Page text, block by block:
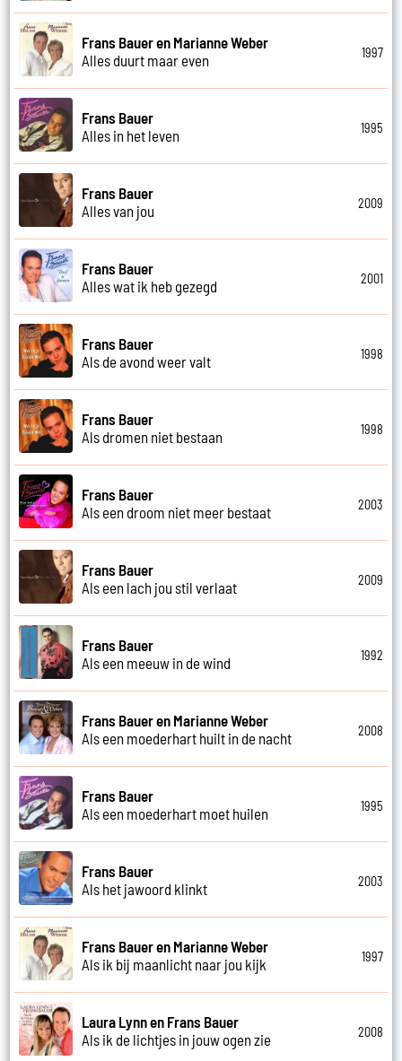
Frans Bauer en Marianne Weber
Alles duurt maar even
1997
Frans Bauer
Alles in het leven
1995
Frans Bauer
Alles van jou
2009
Frans Bauer
Alles wat ik heb gezegd
2001
Frans Bauer
Als de avond weer valt
1998
Frans Bauer
Als dromen niet bestaan
1998
Frans Bauer
Als een droom niet meer bestaat
2003
Frans Bauer
Als een lach jou stil verlaat
2009
Frans Bauer
Als een meeuw in de wind
1992
Frans Bauer en Marianne Weber
Als een moederhart huilt in de nacht
2008
Frans Bauer
Als een moederhart moet huilen
1995
Frans Bauer
Als het jawoord klinkt
2003
Frans Bauer en Marianne Weber
Als ik bij maanlicht naar jou kijk
1997
Laura Lynn en Frans Bauer
Als ik de lichtjes in jouw ogen zie
2008